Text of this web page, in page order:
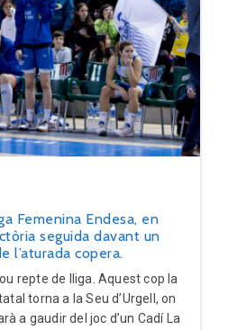
Femenina Endesa, en
seguida davant un
l’aturada copera.
repte de lliga. Aquest cop la
torna a la Seu d’Urgell, on
a gaudir del joc d’un Cadí La